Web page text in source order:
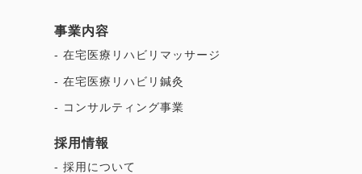
事業内容
- 在宅医療リハビリマッサージ
- 在宅医療リハビリ鍼灸
- コンサルティング事業
採用情報
- 採用について